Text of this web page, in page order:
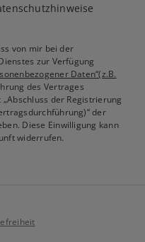
von mir bei der
zur Verfügung
Daten“(z.B.
des Vertrages
der Registrierung
der
Diese Einwilligung kann
widerrufen.